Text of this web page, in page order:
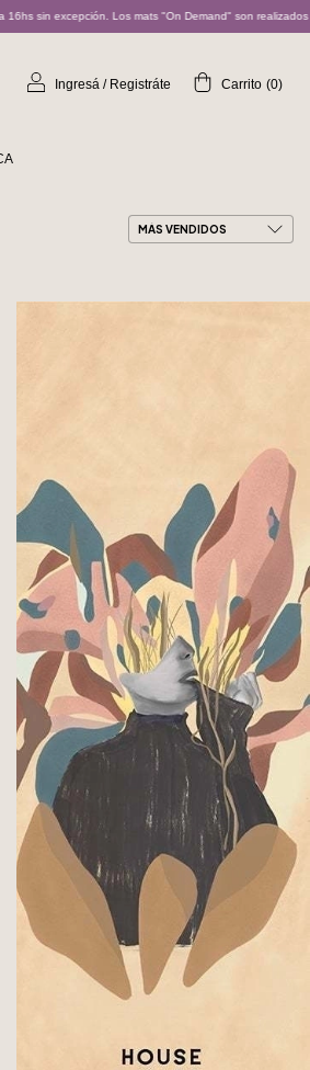
Los mats "On Demand" son realizados bajo pedido y
Ingresá / Registráte Carrito (0)